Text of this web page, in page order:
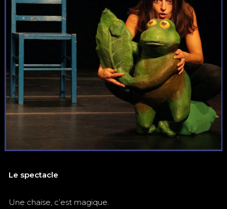
Le spectacle
Une chaise, c’est magique.